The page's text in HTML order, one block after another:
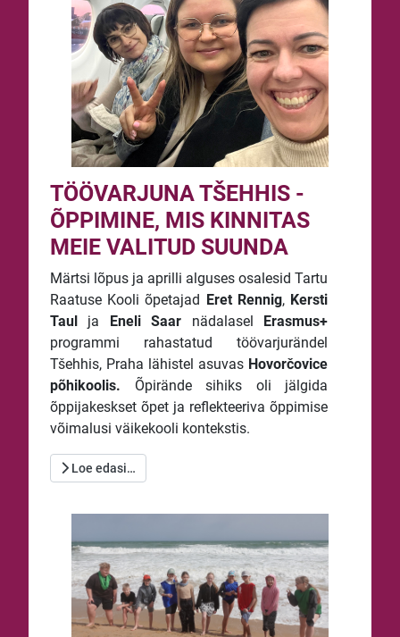
TÖÖVARJUNA TŠEHHIS -
ÕPPIMINE, MIS KINNITAS
MEIE VALITUD SUUNDA
Märtsi lõpus ja aprilli alguses osalesid Tartu
Raatuse Kooli õpetajad Eret Rennig, Kersti
Taul ja Eneli Saar nädalasel Erasmus+
programmi rahastatud töövarjurändel
Tšehhis, Praha lähistel asuvas Hovorčovice
põhikoolis. Õpirände sihiks oli jälgida
õppijakeskset õpet ja reflekteeriva õppimise
võimalusi väikekooli kontekstis.
Loe edasi…